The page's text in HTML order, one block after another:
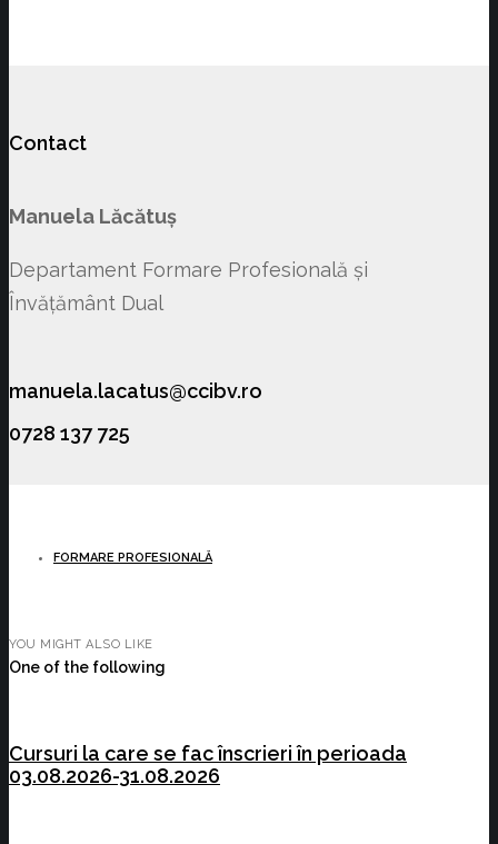
Contact
Manuela Lăcătuș
Departament Formare Profesională și
Învățământ Dual
manuela.lacatus@ccibv.ro
0728 137 725
FORMARE PROFESIONALĂ
YOU MIGHT ALSO LIKE
One of the following
Cursuri la care se fac înscrieri în perioada
03.08.2026-31.08.2026